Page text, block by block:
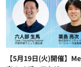
【5月19日(火)開催】